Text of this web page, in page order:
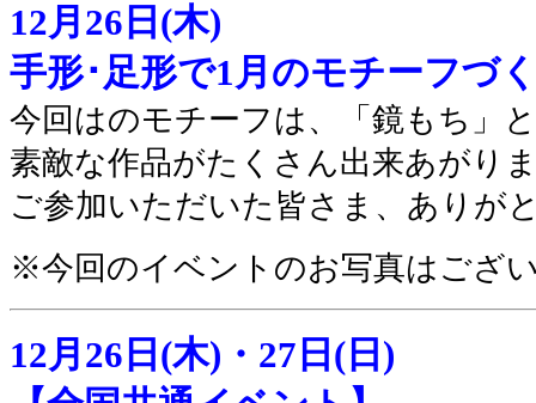
12月26日(木)
手形･足形で1月のモチーフづ
今回はのモチーフは、「鏡もち」
素敵な作品がたくさん出来あがり
ご参加いただいた皆さま、ありが
※今回のイベントのお写真はござ
12月26日(木)・27日(日)